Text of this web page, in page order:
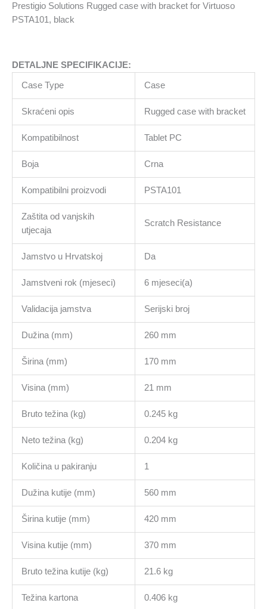
extra
corners,
with
kickstand.
Color
black.
količina
Prestigio Solutions Rugged case with bracket for Virtuoso
PSTA101, black
DETALJNE SPECIFIKACIJE:
Case Type Case
Skraćeni opis Rugged case with bracket
Kompatibilnost Tablet PC
Boja Crna
Kompatibilni proizvodi PSTA101
Zaštita od vanjskih
utjecaja
Scratch Resistance
Jamstvo u Hrvatskoj Da
Jamstveni rok (mjeseci) 6 mjeseci(a)
Validacija jamstva Serijski broj
Dužina (mm) 260 mm
Širina (mm) 170 mm
Visina (mm) 21 mm
Bruto težina (kg) 0.245 kg
Neto težina (kg) 0.204 kg
Količina u pakiranju 1
Dužina kutije (mm) 560 mm
Širina kutije (mm) 420 mm
Visina kutije (mm) 370 mm
Bruto težina kutije (kg) 21.6 kg
Težina kartona 0.406 kg